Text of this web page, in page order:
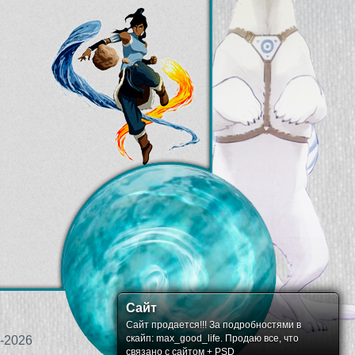
2026
Сайт
Сайт продается!!! За подробностями в
скайп: max_good_life. Продаю все, что
связано с сайтом + PSD